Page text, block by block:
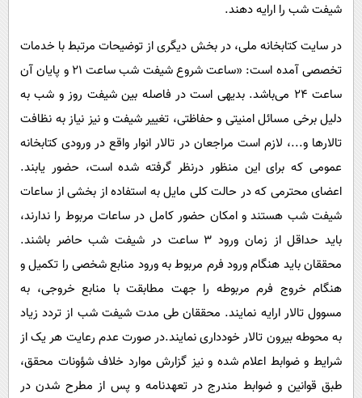
شیفت شب را ارایه دهند.
در سایت کتابخانه ملی، در بخش دیگری از توضیحات مرتبط با خدمات
تخصصی آمده است: «ساعت شروع شیفت شب ساعت ۲۱ و پایان آن
ساعت ۲۴ می‌باشد. بدیهی است در فاصله بین شیفت روز و شب به
دلیل برخی مسائل امنیتی و حفاظتی، تغییر شیفت و نیز نیاز به نظافت
تالارها و...، لازم است مراجعان در تالار انوار واقع در ورودی کتابخانه
عمومی که برای این منظور درنظر گرفته شده است، حضور یابند.
اعضای محترمی که در حالت کلی مایل به استفاده از بخشی از ساعات
شیفت شب هستند و امکان حضور کامل در ساعات مربوط را ندارند،
باید حداقل از زمان ورود ۳ ساعت در شیفت شب حاضر باشند.
محققان باید هنگام ورود فرم مربوط به ورود منابع شخصی را تکمیل و
هنگام خروج فرم مربوطه را جهت مطابقت با منابع خروجی، به
مسوول تالار ارایه نمایند. محققان طی مدت شیفت شب از تردد زیاد
به محوطه بیرون تالار خودداری نمایند.در صورت عدم رعایت هر یک از
شرایط و ضوابط اعلام شده و نیز گزارش موارد خلاف شؤونات محقق،
طبق قوانین و ضوابط مندرج در تعهدنامه و پس از مطرح شدن در